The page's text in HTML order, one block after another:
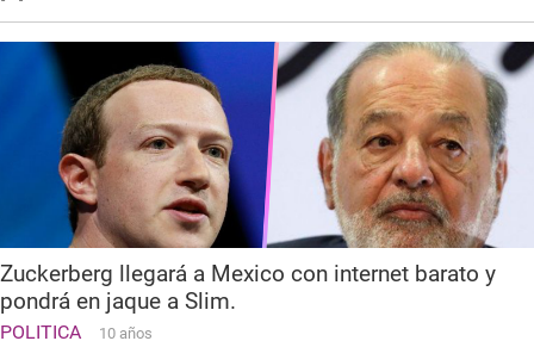
Zuckerberg llegará a Mexico con internet barato y
pondrá en jaque a Slim.
POLITICA 10 años